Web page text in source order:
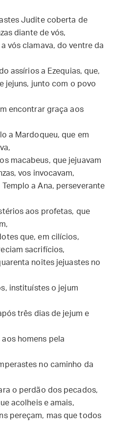
Judite coberta de
diante de vós,
vós clamava, do ventre da
assírios a Ezequias, que,
jejuns, junto com o povo
encontrar graça aos
a Mardoqueu, que em
macabeus, que jejuavam
vos invocavam,
a Ana, perseverante
aos profetas, que
que, em cilícios,
sacrifícios,
noites jejuastes no
instituístes o jejum
três dias de jejum e
homens pela
no caminho da
o perdão dos pecados,
acolheis e amais,
pereçam, mas que todos